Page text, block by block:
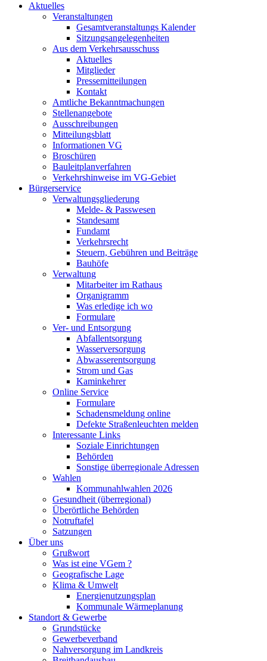
Aktuelles
Veranstaltungen
Gesamtveranstaltungs Kalender
Sitzungsangelegenheiten
Aus dem Verkehrsausschuss
Aktuelles
Mitglieder
Pressemitteilungen
Kontakt
Amtliche Bekanntmachungen
Stellenangebote
Ausschreibungen
Mitteilungsblatt
Informationen VG
Broschüren
Bauleitplanverfahren
Verkehrshinweise im VG-Gebiet
Bürgerservice
Verwaltungsgliederung
Melde- & Passwesen
Standesamt
Fundamt
Verkehrsrecht
Steuern, Gebühren und Beiträge
Bauhöfe
Verwaltung
Mitarbeiter im Rathaus
Organigramm
Was erledige ich wo
Formulare
Ver- und Entsorgung
Abfallentsorgung
Wasserversorgung
Abwasserentsorgung
Strom und Gas
Kaminkehrer
Online Service
Formulare
Schadensmeldung online
Defekte Straßenleuchten melden
Interessante Links
Soziale Einrichtungen
Behörden
Sonstige überregionale Adressen
Wahlen
Kommunahlwahlen 2026
Gesundheit (überregional)
Überörtliche Behörden
Notruftafel
Satzungen
Über uns
Grußwort
Was ist eine VGem ?
Geografische Lage
Klima & Umwelt
Energienutzungsplan
Kommunale Wärmeplanung
Standort & Gewerbe
Grundstücke
Gewerbeverband
Nahversorgung im Landkreis